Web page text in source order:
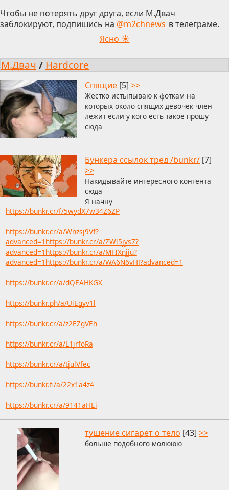
Чтобы не потерять друг друга, если М.Двач
заблокируют, подпишись на @m2chnews в телеграме.
Ясно ☀
М.Двач / Hardcore
Спящие [5] >>
Жестко истыпываю к фоткам на
которых около спящих девочек член
лежит если у кого есть такое прошу
сюда
Бункера ссылок тред /bunkr/ [7]
>>
Накидывайте интересного контента
сюда
Я начну
https://bunkr.cr/f/5wydX7w34Z6ZP
https://bunkr.cr/a/Wnzsj9Vf?
advanced=1https://bunkr.cr/a/ZWl5jys7?
advanced=1https://bunkr.cr/a/MFIXnjju?
advanced=1https://bunkr.cr/a/WA6N6vHJ?advanced=1
https://bunkr.cr/a/dQEAHKGX
https://bunkr.ph/a/UiEgyv1l
https://bunkr.cr/a/z2EZgVEh
https://bunkr.cr/a/L1jrfoRa
https://bunkr.cr/a/tjulVfec
https://bunkr.fi/a/22x1a4z4
https://bunkr.cr/a/9141aHEi
тушение сигарет о тело [43] >>
больше подобного молююю